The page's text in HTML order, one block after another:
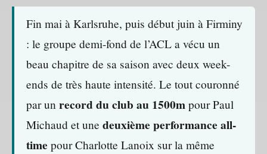
Fin mai à Karlsruhe, puis début juin à Firminy
: le groupe demi-fond de l’ACL a vécu un
beau chapitre de sa saison avec deux week-
ends de très haute intensité. Le tout couronné
par un record du club au 1500m pour Paul
Michaud et une deuxième performance all-
time pour Charlotte Lanoix sur la même